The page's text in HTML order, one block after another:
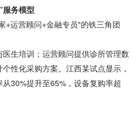
务模型
+运营顾问+金融专员"的铁三角团
生培训；运营顾问提供诊所管理数
性化采购方案。江西某试点显示，
30%提升至65%，设备复购率超